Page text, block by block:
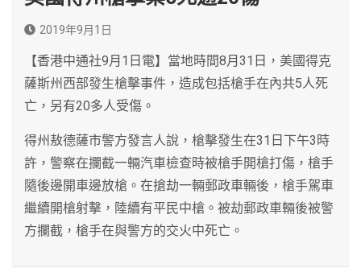
2019年9月1日
【香港中通社9月1日電】當地時間8月31日，美國得克
薩斯州西部發生槍擊事件，造成包括槍手在內共5人死
亡，另有20多人受傷。
得州敖德薩市警方發言人說，槍擊發生在31日下午3時
許，警察在攔截一輛汽車檢查時被槍手開槍打傷，槍手
隨後邊開車邊放槍。在搶劫一輛郵政車輛後，槍手駕車
繼續開槍射擊，陸續有平民中槍。被劫郵政車輛後被警
方攔截，槍手在與警方的交火中死亡。